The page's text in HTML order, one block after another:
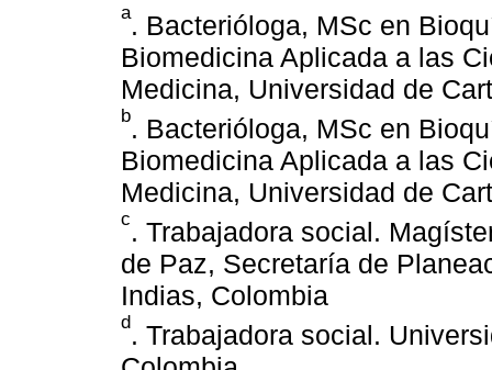
a. Bacterióloga, MSc en
Biomedicina Aplicada a las
Medicina, Universidad de
b. Bacterióloga, MSc en
Biomedicina Aplicada a las
Medicina, Universidad de
c. Trabajadora social.
de Paz, Secretaría de
Indias, Colombia
d. Trabajadora social.